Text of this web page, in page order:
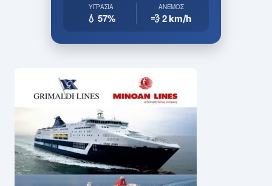
ΥΓΡΑΣΊΑ
💧 57%
ΆΝΕΜΟΣ
💨 2km/h